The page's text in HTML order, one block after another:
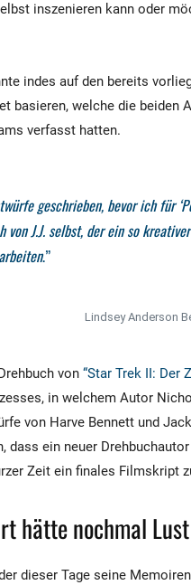
inszenieren kann oder
indes auf den bereits
basieren, welche die beiden
verfasst hatten.
geschrieben, bevor ich für
von J.J. selbst, der ein so
.”
Lindsey Anderson
von “Star Trek II: Der
in welchem Autor
von Harve Bennett und
dass ein neuer
Zeit ein finales Filmskript
hätte nochmal
dieser Tage seine